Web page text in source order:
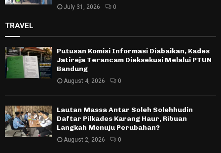
July 31, 2026 0
TRAVEL
Putusan Komisi Informasi Diabaikan, Kades
Jatireja Terancam Dieksekusi Melalui PTUN
Bandung
August 4, 2026 0
Lautan Massa Antar Soleh Solehhudin
Daftar Pilkades Karang Haur, Ribuan
Langkah Menuju Perubahan?
August 2, 2026 0